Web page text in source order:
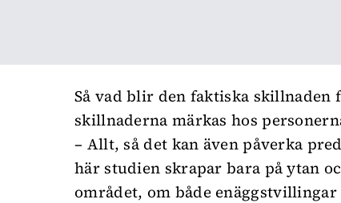
Så vad blir den faktiska
skillnaderna märkas hos
– Allt, så det kan även påverka
här studien skrapar bara på ytan
området, om både